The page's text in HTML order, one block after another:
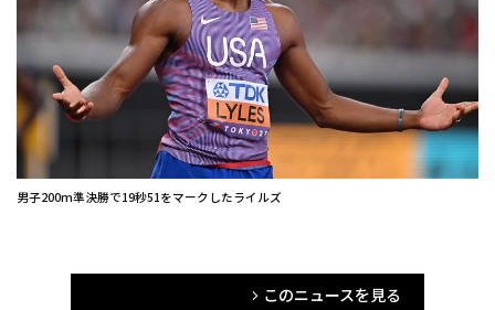
男子200m準決勝で19秒51をマークしたライルズ
arrow_forward_ios このニュースを見る